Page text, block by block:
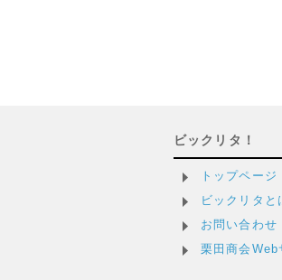
ビックリタ！
トップページ
ビックリタと
お問い合わせ
栗田商会Web